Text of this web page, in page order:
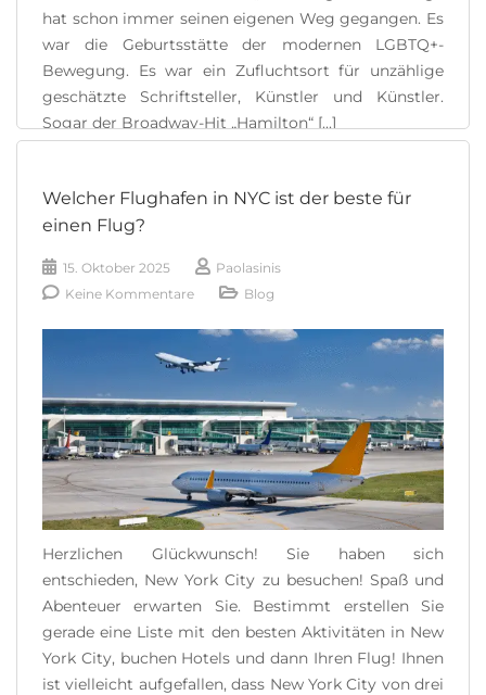
hat schon immer seinen eigenen Weg gegangen. Es
war die Geburtsstätte der modernen LGBTQ+-
Bewegung. Es war ein Zufluchtsort für unzählige
geschätzte Schriftsteller, Künstler und Künstler.
Sogar der Broadway-Hit „Hamilton“ [...]
Welcher Flughafen in NYC ist der beste für
einen Flug?
15. Oktober 2025
Paolasinis
Keine Kommentare
Blog
Herzlichen Glückwunsch! Sie haben sich
entschieden, New York City zu besuchen! Spaß und
Abenteuer erwarten Sie. Bestimmt erstellen Sie
gerade eine Liste mit den besten Aktivitäten in New
York City, buchen Hotels und dann Ihren Flug! Ihnen
ist vielleicht aufgefallen, dass New York City von drei